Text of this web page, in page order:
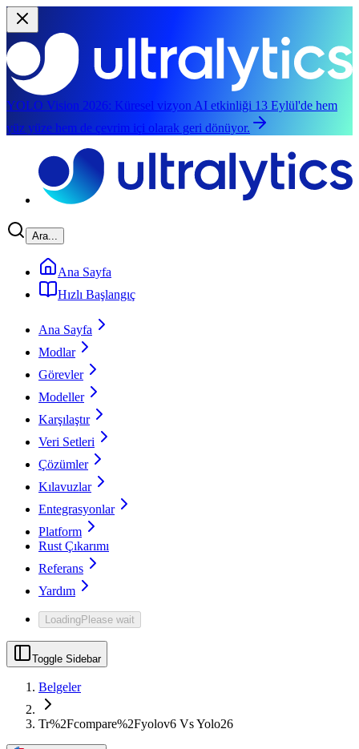
YOLO Vision 2026: Küresel vizyon AI etkinliği 13 Eylül'de hem
yüz yüze hem de çevrim içi olarak geri dönüyor.
Ara...
Ana Sayfa
Hızlı Başlangıç
Ana Sayfa
Modlar
Görevler
Modeller
Karşılaştır
Veri Setleri
Çözümler
Kılavuzlar
Entegrasyonlar
Platform
Rust Çıkarımı
Referans
Yardım
LoadingPlease wait
Toggle Sidebar
Belgeler
Tr%2Fcompare%2Fyolov6 Vs Yolo26